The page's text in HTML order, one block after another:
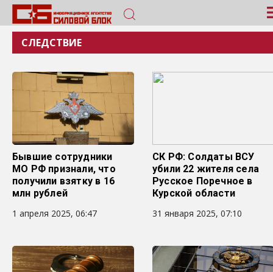
СЛЕДСТВИЕ
Бывшие сотрудники
МО РФ признали, что
получили взятку в 16
млн рублей
1 апреля 2025, 06:47
СК РФ: Солдаты ВСУ
убили 22 жителя села
Русское Поречное в
Курской области
31 января 2025, 07:10